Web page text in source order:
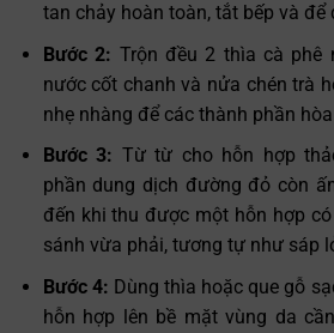
tan chảy hoàn toàn, tắt bếp và để
Bước 2: Trộn đều 2 thìa cà phê
nước cốt chanh và nửa chén trà
nhẹ nhàng để các thành phần
Bước 3: Từ từ cho hỗn hợp
phần dung dịch đường đỏ còn
đến khi thu được một hỗn hợp
sánh vừa phải, tương tự như sáp
Bước 4: Dùng thìa hoặc que gỗ
hỗn hợp lên bề mặt vùng da